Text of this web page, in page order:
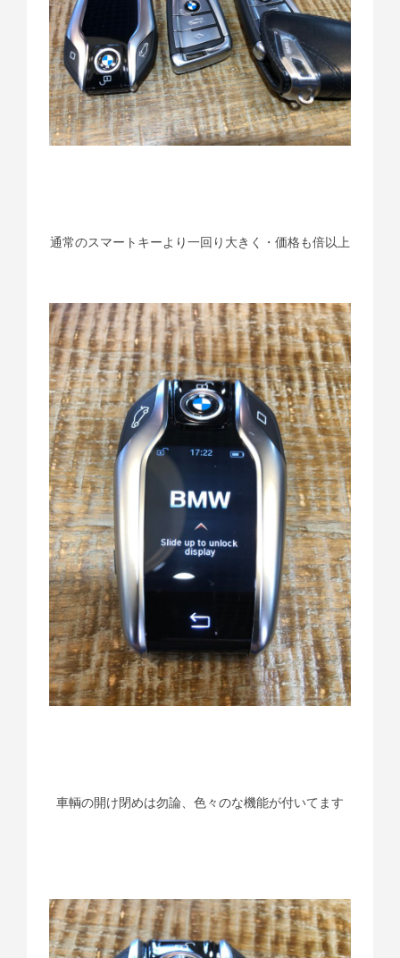
通常のスマートキーより一回り大きく・価格も倍以上
車輌の開け閉めは勿論、色々のな機能が付いてます